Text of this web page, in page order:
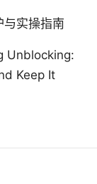
实操指南
Unblocking:
Keep It